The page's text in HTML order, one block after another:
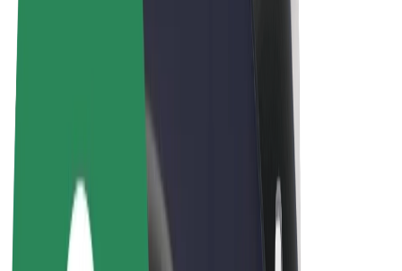
Bolt Drive
Bolt for Business
Ηλεκτρικά ποδήλατα